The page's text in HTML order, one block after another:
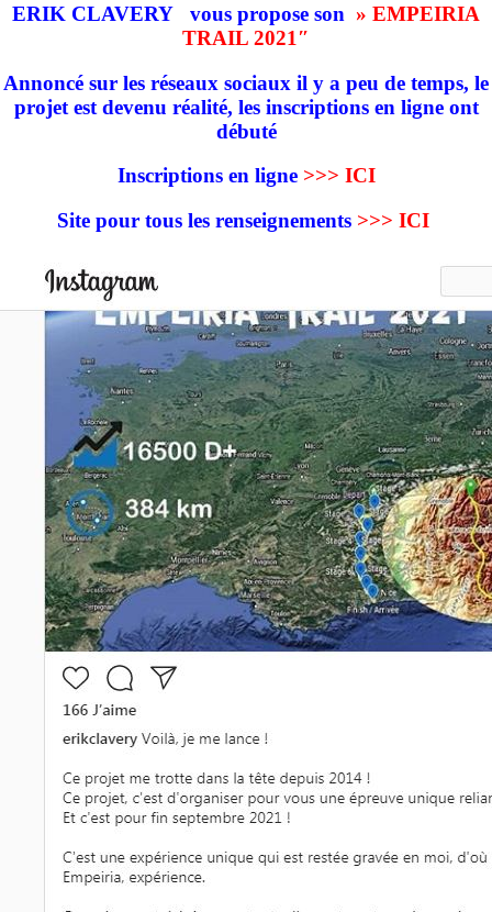
ERIK CLAVERY vous propose son » EMPEIRIA
TRAIL 2021″
Annoncé sur les réseaux sociaux il y a peu de temps, le
projet est devenu réalité, les inscriptions en ligne ont
débuté
Inscriptions en ligne >>> ICI
Site pour tous les renseignements >>> ICI